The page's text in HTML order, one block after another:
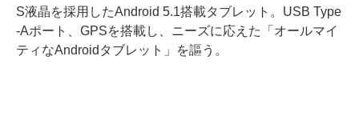
S液晶を採用したAndroid 5.1搭載タブレット。USB Type
-Aポート、GPSを搭載し、ニーズに応えた「オールマイ
ティなAndroidタブレット」を謳う。